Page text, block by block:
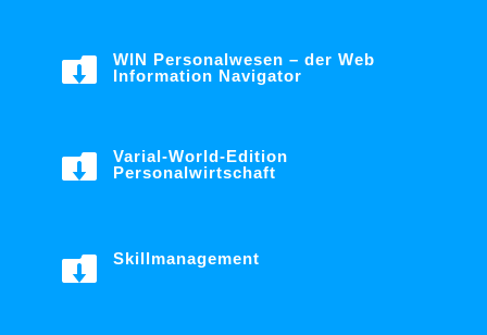

WIN Personalwesen – der Web
Information Navigator

Varial-World-Edition
Personalwirtschaft
 Skillmanagement